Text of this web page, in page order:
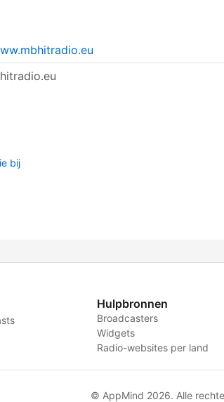
bij
Hulpbronnen
Broadcasters
Widgets
Radio-websites per land
© AppMind 2026. Alle